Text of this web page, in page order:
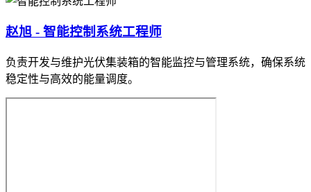
赵旭 - 智能控制系统工程师
负责开发与维护光伏集装箱的智能监控与管理系统，确保系统
稳定性与高效的能量调度。